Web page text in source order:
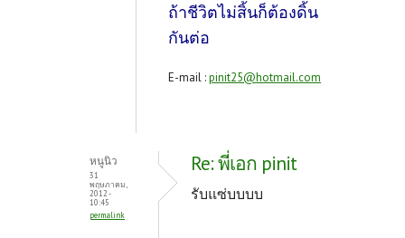
ถ้าชีวิตไม่สิ้นก็ต้องดิ้น
กันต่อ
E-mail :pinit25@hotmail.com
หนูนิว
31
พฤษภาคม,
2012 -
10:45
permalink
Re: พี่เอก pinit
รับแซ่บบบบ